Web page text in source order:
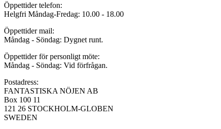
Öppettider telefon:
Helgfri Måndag-Fredag: 10.00 - 18.00
Öppettider mail:
Måndag - Söndag: Dygnet runt.
Öppettider för personligt möte:
Måndag - Söndag: Vid förfrågan.
Postadress:
FANTASTISKA NÖJEN AB
Box 100 11
121 26 STOCKHOLM-GLOBEN
SWEDEN